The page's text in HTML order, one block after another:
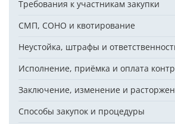
Требования к участникам закупки
СМП, СОНО и квотирование
Неустойка, штрафы и
Исполнение, приёмка и оплата
Заключение, изменение и
Способы закупок и процедуры